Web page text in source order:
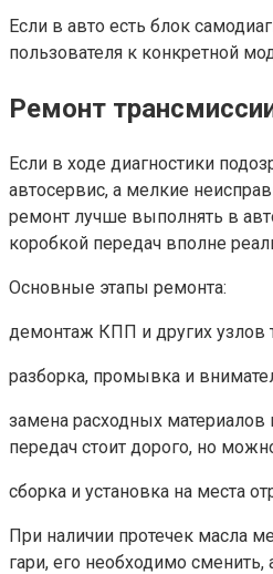
Если в авто есть блок
пользователя к конкретной
Ремонт
Если в ходе диагностики
автосервис, а мелкие
ремонт лучше выполнять в
коробкой передач вполне
Основные этапы ремонта:
демонтаж КПП и других узлов
разборка, промывка и
замена расходных
передач стоит дорого, но
сборка и установка на места
При наличии протечек масла
гари, его необходимо